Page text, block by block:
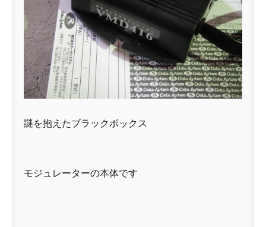
謎を抱えたブラックボックス
モジュレーターの本体です